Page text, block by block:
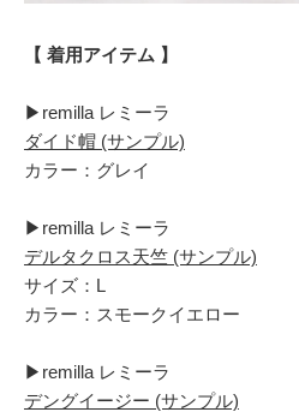
【 着用アイテム 】
▶︎remilla レミーラ
ダイド帽 (サンプル)
カラー：グレイ
▶︎remilla レミーラ
デルタクロス天竺 (サンプル)
サイズ：L
カラー：スモークイエロー
▶︎remilla レミーラ
デングイージー (サンプル)